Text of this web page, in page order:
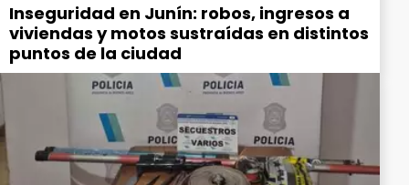
Inseguridad en Junín: robos, ingresos a
viviendas y motos sustraídas en distintos
puntos de la ciudad